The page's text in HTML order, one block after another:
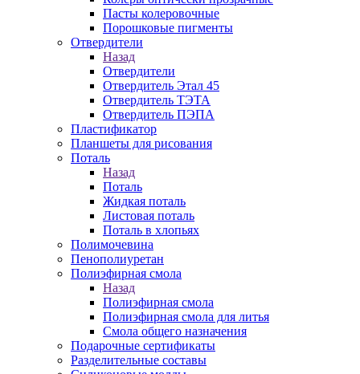
Пасты колеровочные
Порошковые пигменты
Отвердители
Назад
Отвердители
Отвердитель Этал 45
Отвердитель ТЭТА
Отвердитель ПЭПА
Пластификатор
Планшеты для рисования
Поталь
Назад
Поталь
Жидкая поталь
Листовая поталь
Поталь в хлопьях
Полимочевина
Пенополиуретан
Полиэфирная смола
Назад
Полиэфирная смола
Полиэфирная смола для литья
Смола общего назначения
Подарочные сертификаты
Разделительные составы